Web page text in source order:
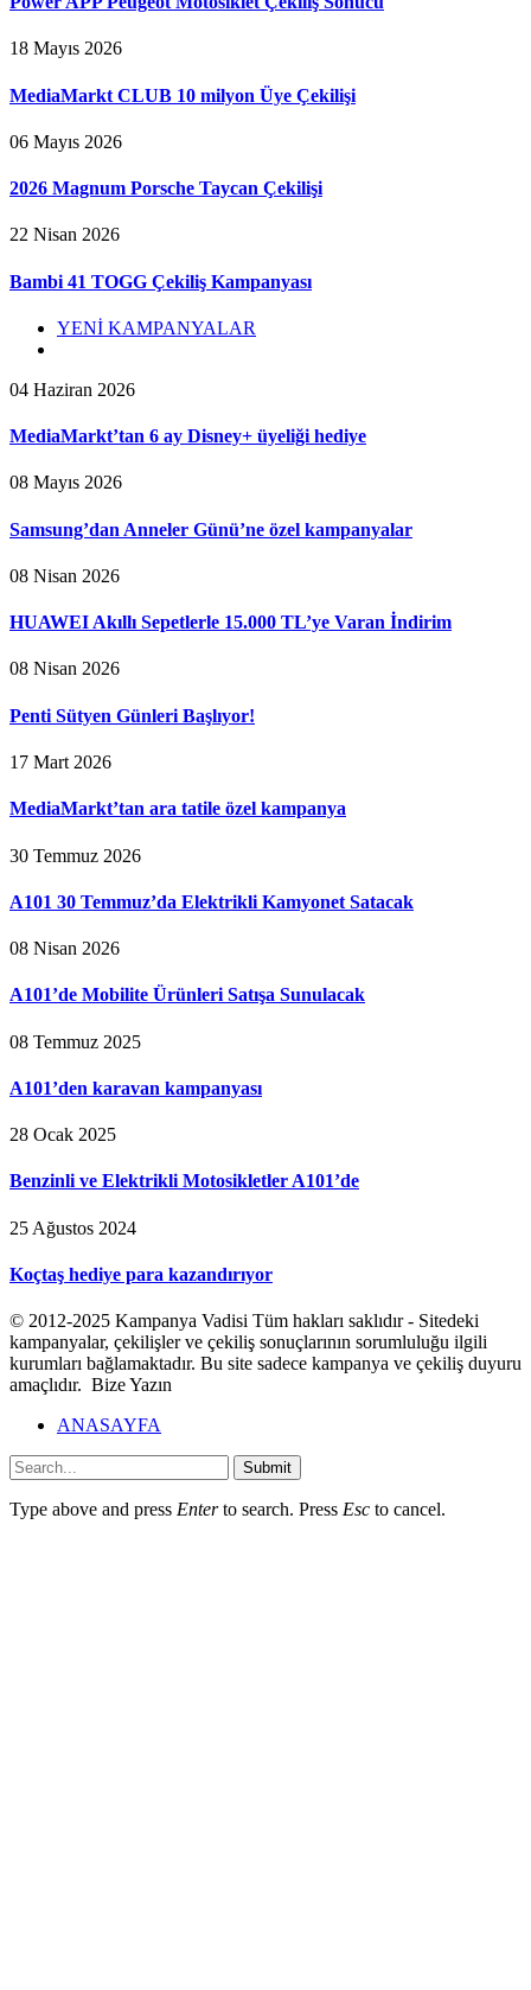
18 Mayıs 2026
MediaMarkt CLUB 10 milyon Üye Çekilişi
06 Mayıs 2026
2026 Magnum Porsche Taycan Çekilişi
22 Nisan 2026
Bambi 41 TOGG Çekiliş Kampanyası
YENİ KAMPANYALAR
04 Haziran 2026
MediaMarkt’tan 6 ay Disney+ üyeliği hediye
08 Mayıs 2026
Samsung’dan Anneler Günü’ne özel kampanyalar
08 Nisan 2026
HUAWEI Akıllı Sepetlerle 15.000 TL’ye Varan İndirim
08 Nisan 2026
Penti Sütyen Günleri Başlıyor!
17 Mart 2026
MediaMarkt’tan ara tatile özel kampanya
30 Temmuz 2026
A101 30 Temmuz’da Elektrikli Kamyonet Satacak
08 Nisan 2026
A101’de Mobilite Ürünleri Satışa Sunulacak
08 Temmuz 2025
A101’den karavan kampanyası
28 Ocak 2025
Benzinli ve Elektrikli Motosikletler A101’de
25 Ağustos 2024
Koçtaş hediye para kazandırıyor
© 2012-2025 Kampanya Vadisi Tüm hakları saklıdır - Sitedeki
kampanyalar, çekilişler ve çekiliş sonuçlarının sorumluluğu ilgili
kurumları bağlamaktadır. Bu site sadece kampanya ve çekiliş duyuru
amaçlıdır. Bize Yazın
ANASAYFA
Submit
Type above and press Enterto search. Press Esc to cancel.